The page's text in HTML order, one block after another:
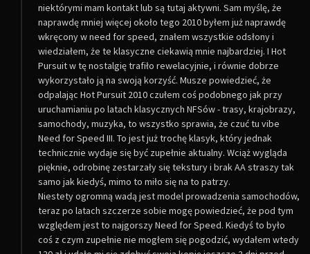
niektórymi mam kontakt lub są tutaj aktywni. Sam myślę, że
naprawdę mniej więcej około tego 2010 byłem już naprawdę
wkręcony w need for speed, znałem wszystkie odsłony i
wiedziałem, że te klasyczne ciekawią mnie najbardziej. I Hot
Pursuit w tę nostalgię trafiło rewelacyjnie, i równie dobrze
wykorzystało ją na swoją korzyść. Musze powiedzieć, że
odpalając Hot Pursuit 2010 czułem coś podobnego jak przy
uruchamianiu po latach klasycznych NFSów - trasy, krajobrazy,
samochody, muzyka, to wszystko sprawia, że czuć tu vibe
Need for Speed III. To jest już trochę klasyk, który jednak
technicznie wydaje się być zupełnie aktualny. Wciąż wygląda
pięknie, odrobinę zestarzały się tekstury i brak AA straszy tak
samo jak kiedyś, mimo to miło się na to patrzy.
Niestety ogromną wadą jest model prowadzenia samochodów,
teraz po latach szczerze sobie mogę powiedzieć, że pod tym
względem jest to najgorszy Need for Speed. Kiedyś to było
coś z czym zupełnie nie mogłem się pogodzić, wydałem wtedy